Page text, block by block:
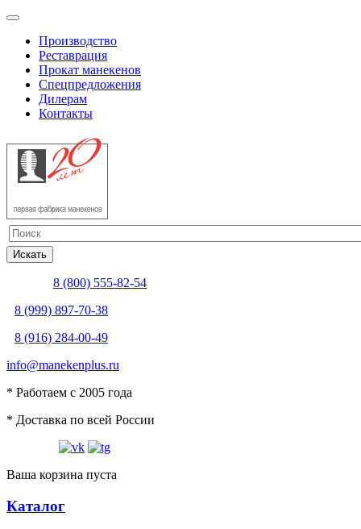
Производство
Реставрация
Прокат манекенов
Спецпредложения
Дилерам
Контакты
8 (800) 555-82-54
8 (999) 897-70-38
8 (916) 284-00-49
info@manekenplus.ru
* Работаем с 2005 года
* Доставка по всей России
Ваша корзина пуста
Каталог